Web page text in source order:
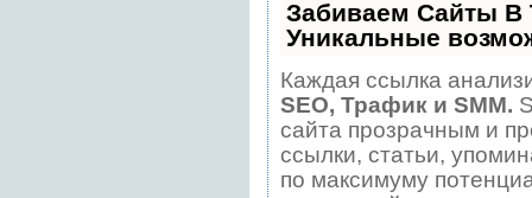
Забиваем Сайты
Уникальные
Каждая ссылка
SEO, Трафик и SMM.
сайта прозрачным и
ссылки, статьи,
по максимуму